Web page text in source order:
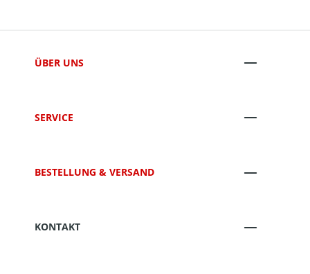
ÜBER UNS
SERVICE
BESTELLUNG & VERSAND
KONTAKT